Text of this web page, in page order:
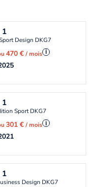
1
Design DKG7
470 €/ mois i
1
Sport DKG7
301 €/ mois i
1
Design DKG7